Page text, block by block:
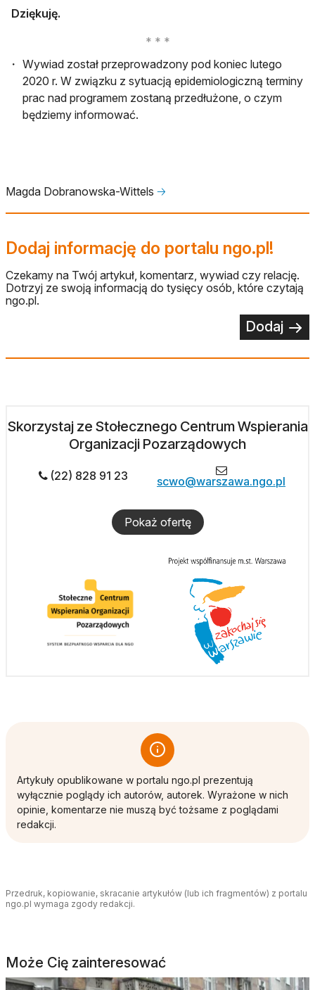
Dziękuję.
Wywiad został przeprowadzony pod koniec lutego
2020 r. W związku z sytuacją epidemiologiczną terminy
prac nad programem zostaną przedłużone, o czym
będziemy informować.
Magda Dobranowska-Wittels 🡢
Dodaj informację do portalu ngo.pl!
Czekamy na Twój artykuł, komentarz, wywiad czy relację.
Dotrzyj ze swoją informacją do tysięcy osób, które czytają
ngo.pl.
Dodaj
Skorzystaj ze Stołecznego Centrum Wspierania
Organizacji Pozarządowych
(22) 828 91 23 scwo@warszawa.ngo.pl
Pokaż ofertę
Artykuły opublikowane w portalu ngo.pl prezentują
wyłącznie poglądy ich autorów, autorek. Wyrażone w nich
opinie, komentarze nie muszą być tożsame z poglądami
redakcji.
Przedruk, kopiowanie, skracanie artykułów (lub ich fragmentów) z portalu
ngo.pl wymaga zgody redakcji.
Może Cię zainteresować